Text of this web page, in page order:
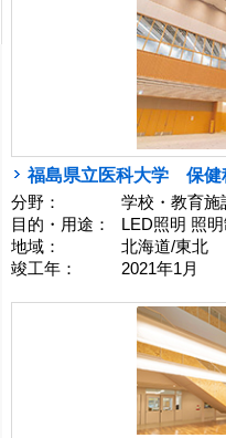
福島県立医科大学 保
分野：
学校・教育施
目的・用途：
LED照明 照
地域：
北海道/東北
竣工年：
2021年1月